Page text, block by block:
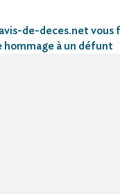
de-deces.net
hommage à un défunt